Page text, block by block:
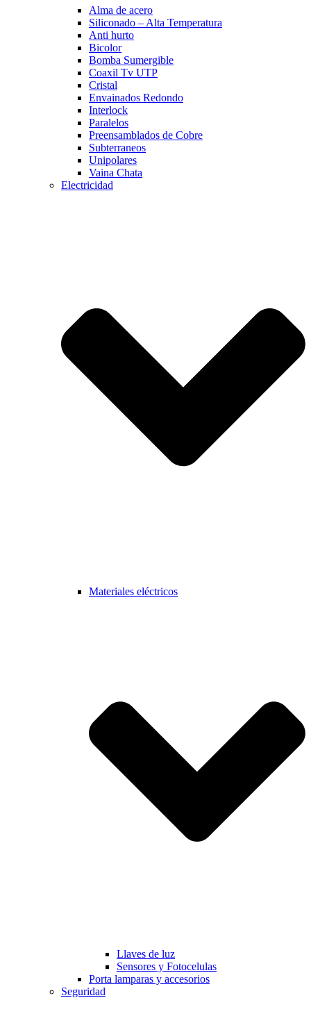
Alma de acero
Siliconado – Alta Temperatura
Anti hurto
Bicolor
Bomba Sumergible
Coaxil Tv UTP
Cristal
Envainados Redondo
Interlock
Paralelos
Preensamblados de Cobre
Subterraneos
Unipolares
Vaina Chata
Electricidad
Materiales eléctricos
Llaves de luz
Sensores y Fotocelulas
Porta lamparas y accesorios
Seguridad